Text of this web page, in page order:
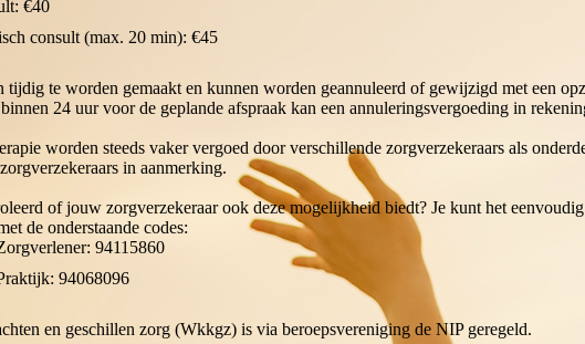
€40
consult (max. 20 min): €45
tijdig te worden gemaakt en kunnen worden geannuleerd of gewijzigd met een
24 uur voor de geplande afspraak kan een annuleringsvergoeding in
worden steeds vaker vergoed door verschillende zorgverzekeraars als
in aanmerking.
of jouw zorgverzekeraar ook deze mogelijkheid biedt? Je kunt het
de onderstaande codes:
94115860
94068096
en geschillen zorg (Wkkgz) is via beroepsvereniging de NIP geregeld.